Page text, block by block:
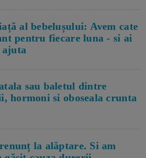
al bebelușului: Avem cate
pentru fiecare luna - si ai
ajuta
sau baletul dintre
hormoni si oboseala crunta
la alăptare. Si am